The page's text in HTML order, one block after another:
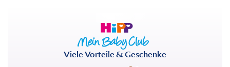
Viele Vorteile & Geschenke